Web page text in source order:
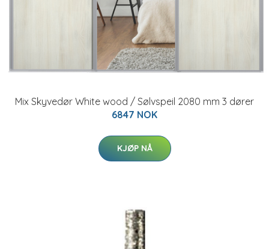
Mix Skyvedør White wood / Sølvspeil 2080 mm 3 dører
6847 NOK
KJØP NÅ